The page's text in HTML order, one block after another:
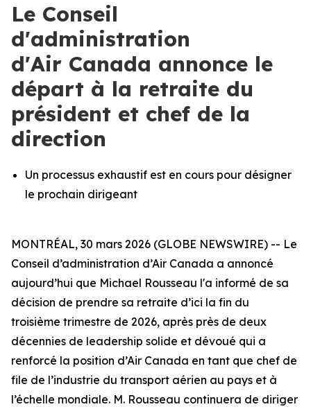
Le Conseil
d'administration
d'Air Canada annonce le
départ à la retraite du
président et chef de la
direction
Un processus exhaustif est en cours pour désigner
le prochain dirigeant
MONTRÉAL, 30 mars 2026 (GLOBE NEWSWIRE) -- Le
Conseil d’administration d’Air Canada a annoncé
aujourd’hui que Michael Rousseau l'a informé de sa
décision de prendre sa retraite d’ici la fin du
troisième trimestre de 2026, après près de deux
décennies de leadership solide et dévoué qui a
renforcé la position d’Air Canada en tant que chef de
file de l’industrie du transport aérien au pays et à
l’échelle mondiale. M. Rousseau continuera de diriger